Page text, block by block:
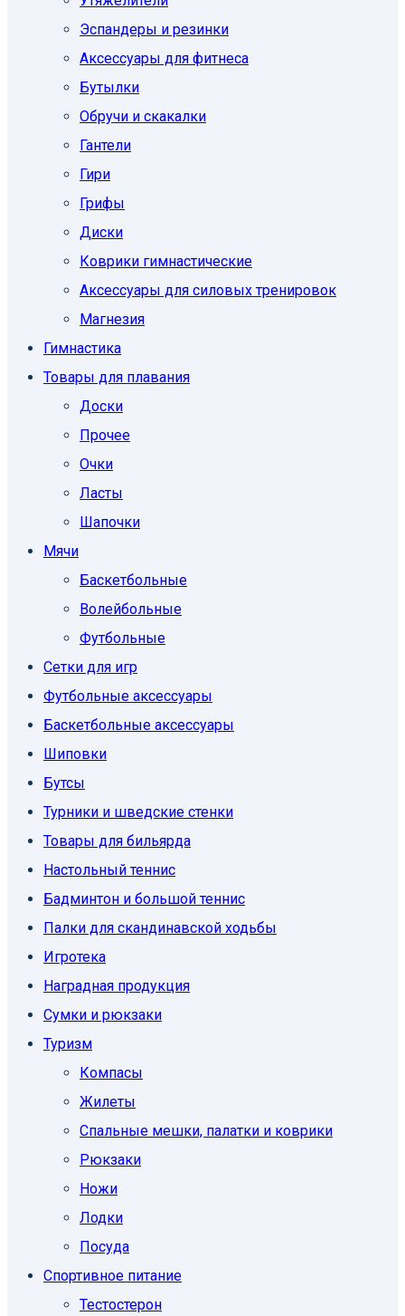
Эспандеры и резинки
Аксессуары для фитнеса
Бутылки
Обручи и скакалки
Гантели
Гири
Грифы
Диски
Коврики гимнастические
Аксессуары для силовых тренировок
Магнезия
Гимнастика
Товары для плавания
Доски
Прочее
Очки
Ласты
Шапочки
Мячи
Баскетбольные
Волейбольные
Футбольные
Сетки для игр
Футбольные аксессуары
Баскетбольные аксессуары
Шиповки
Бутсы
Турники и шведские стенки
Товары для бильярда
Настольный теннис
Бадминтон и большой теннис
Палки для скандинавской ходьбы
Игротека
Наградная продукция
Сумки и рюкзаки
Туризм
Компасы
Жилеты
Спальные мешки, палатки и коврики
Рюкзаки
Ножи
Лодки
Посуда
Спортивное питание
Тестостерон